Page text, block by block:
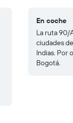
En coche
La ruta 90/
ciudades
Indias. Por
Bogotá.